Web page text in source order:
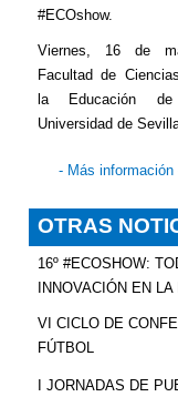
#ECOshow.
Viernes, 16 de
Facultad de
la Educación
Universidad de
- Más información
OTRAS
16º #ECOSHOW:
INNOVACIÓN EN
VI CICLO DE
FÚTBOL
I JORNADAS DE